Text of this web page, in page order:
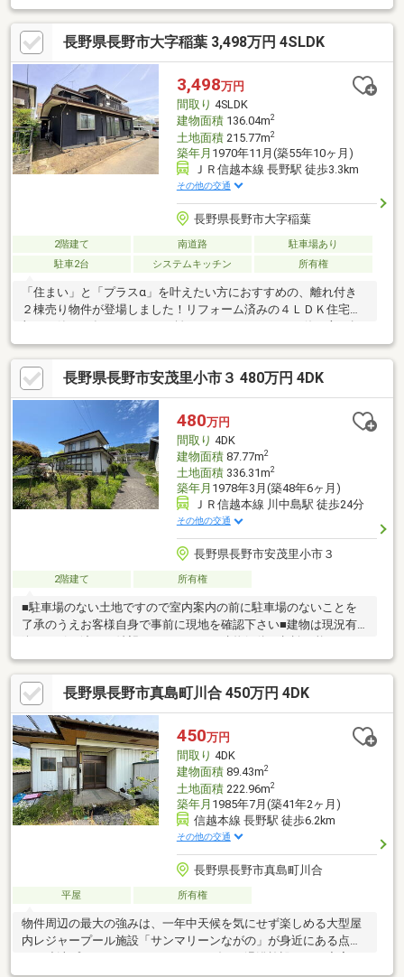
減できる事務所・住居一括物件！
長野県長野市大字稲葉 3,498万円 4SLDK
3,498万円
間取り 4SLDK
建物面積136.04m2
土地面積215.77m2
築年月 1970年11月(築55年10ヶ月)
ＪＲ信越本線 長野駅 徒歩3.3km
その他の交通
長野県長野市大字稲葉
2階建て 南道路
駐車場あり
駐車2台
システムキッチン 所有権
「住まい」と「プラスα」を叶えたい方におすすめの、離れ付き
２棟売り物件が登場しました！リフォーム済みの４ＬＤＫ住宅に
がとにかく広い魅力的な物件です。親世帯・子世帯で生活空間を
分けられる二世帯住宅としてはもちろん、ご兄弟での同居、自営
業の事務所兼住居、在宅ワーク用スペース、趣味のお部屋、来客
用スペースなど、多彩なライフスタイルに対応可能。離れは比較
的新しく状態も良好なため、そのまま活用しやすいのも嬉しいポ
イントです。家族構成や働き方が多様化する今だからこそ、「も
う一棟ある」価値を実感できる物件です。
長野県長野市安茂里小市３ 480万円 4DK
480万円
間取り 4DK
建物面積87.77m2
土地面積336.31m2
築年月 1978年3月(築48年6ヶ月)
ＪＲ信越本線 川中島駅 徒歩24分
その他の交通
長野県長野市安茂里小市３
2階建て 所有権
■駐車場のない土地ですので室内案内の前に駐車場のないことを
了承のうえお客様自身で事前に現地を確認下さい■建物は現況有
下水道は東側長野市道からありますが上水道は北側国道からにな
ります
長野県長野市真島町川合 450万円 4DK
450万円
間取り 4DK
建物面積89.43m2
土地面積222.96m2
築年月 1985年7月(築41年2ヶ月)
信越本線 長野駅 徒歩6.2km
その他の交通
長野県長野市真島町川合
平屋 所有権
物件周辺の最大の強みは、一年中天候を気にせず楽しめる大型屋
内レジャープール施設「サンマリーンながの」が身近にある点で